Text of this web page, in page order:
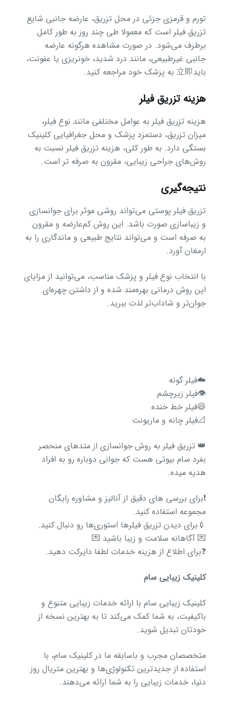
تورم و قرمزی جزئی در محل تزریق، عارضه جانبی شایع
تزریق فیلر است که معمولا طی چند روز به طور کامل
برطرف می‌شود. در صورت مشاهده هرگونه عارضه
جانبی غیرطبیعی، مانند درد شدید، خونریزی یا عفونت،
باید立即 به پزشک خود مراجعه کنید.
هزینه تزریق فیلر
هزینه تزریق فیلر به عوامل مختلفی مانند نوع فیلر،
میزان تزریق، دستمزد پزشک و محل جغرافیایی کلینیک
بستگی دارد. به طور کلی، هزینه تزریق فیلر نسبت به
روش‌های جراحی زیبایی، مقرون به صرفه تر است.
نتیجه‌گیری
تزریق فیلر پوستی می‌تواند روشی موثر برای جوانسازی
و زیباسازی صورت باشد. این روش کم‌عارضه و مقرون
به صرفه است و می‌تواند نتایج طبیعی و ماندگاری را به
ارمغان آورد.
با انتخاب نوع فیلر و پزشک مناسب، می‌توانید از مزایای
این روش درمانی بهره‌مند شده و از داشتن چهره‌ای
جوان‌تر و شاداب‌تر لذت ببرید.
☁️فیلر گونه
👁️فیلر زیرچشم
😄فیلر خط خنده
📐فیلر چانه و ماریونت
👑 تزریق فیلر به روش جوانسازی از متدهای منحصر
بفرد سام بیوتی هست که جوانی دوباره رو به افراد
هدیه میده.
❗️برای بررسی های دقیق از آنالیز و مشاوره رایگان
مجموعه استفاده کنید.
💉برای دیدن تزریق فیلر‌ها استوری‌ها رو دنبال کنید.
💌 آگاهانه سلامت و زیبا باشید 💌
❓برای اطلاع از هزینه خدمات لطفا دایرکت دهید.
کلینیک زیبایی سام
کلینیک زیبایی سام با ارائه خدمات زیبایی متنوع و
باکیفیت، به شما کمک می‌کند تا به بهترین نسخه از
خودتان تبدیل شوید.
متخصصان مجرب و باسابقه ما در کلینیک سام، با
استفاده از جدیدترین تکنولوژی‌ها و بهترین متریال روز
دنیا، خدمات زیبایی را به شما ارائه می‌دهند.